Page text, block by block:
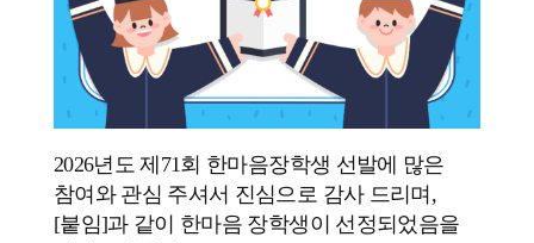
2026년도 제71회 한마음장학생 선발에 많은
참여와 관심 주셔서 진심으로 감사 드리며,
[붙임]과 같이 한마음 장학생이 선정되었음을